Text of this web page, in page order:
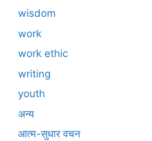
wisdom
work
work ethic
writing
youth
अन्य
आत्म-सुधार वचन